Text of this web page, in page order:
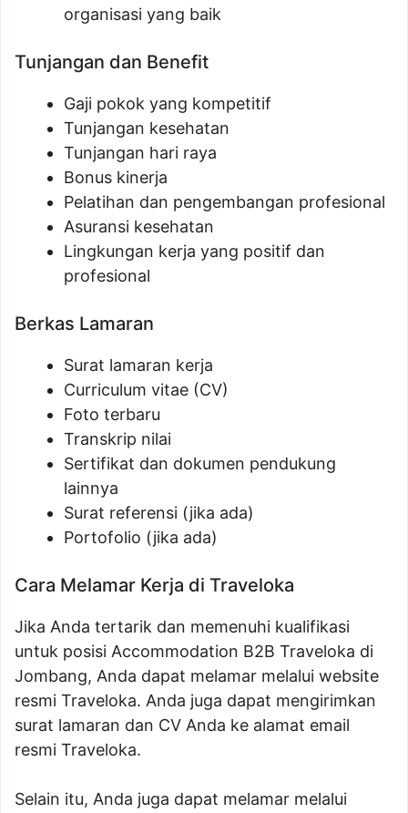
organisasi yang baik
Tunjangan dan Benefit
Gaji pokok yang kompetitif
Tunjangan kesehatan
Tunjangan hari raya
Bonus kinerja
Pelatihan dan pengembangan profesional
Asuransi kesehatan
Lingkungan kerja yang positif dan
profesional
Berkas Lamaran
Surat lamaran kerja
Curriculum vitae (CV)
Foto terbaru
Transkrip nilai
Sertifikat dan dokumen pendukung
lainnya
Surat referensi (jika ada)
Portofolio (jika ada)
Cara Melamar Kerja di Traveloka
Jika Anda tertarik dan memenuhi kualifikasi
untuk posisi Accommodation B2B Traveloka di
Jombang, Anda dapat melamar melalui website
resmi Traveloka. Anda juga dapat mengirimkan
surat lamaran dan CV Anda ke alamat email
resmi Traveloka.
Selain itu, Anda juga dapat melamar melalui